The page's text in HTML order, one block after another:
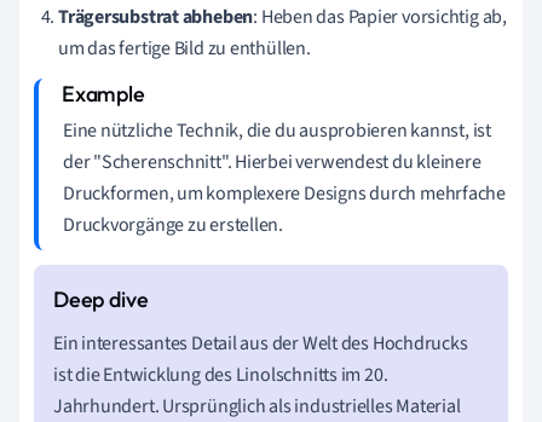
Trägersubstrat abheben: Heben das Papier vorsichtig ab,
um das fertige Bild zu enthüllen.
Eine nützliche Technik, die du ausprobieren kannst, ist
der "Scherenschnitt". Hierbei verwendest du kleinere
Druckformen, um komplexere Designs durch mehrfache
Druckvorgänge zu erstellen.
Ein interessantes Detail aus der Welt des Hochdrucks
ist die Entwicklung des Linolschnitts im 20.
Jahrhundert. Ursprünglich als industrielles Material